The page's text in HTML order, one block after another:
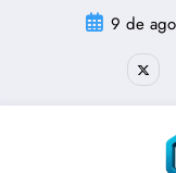
9 de